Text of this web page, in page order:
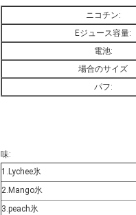
ニコチン:
Eジュース容量:
電池:
場合のサイズ
パフ:
味:
1.Lychee氷
2.Mango氷
3.peach氷